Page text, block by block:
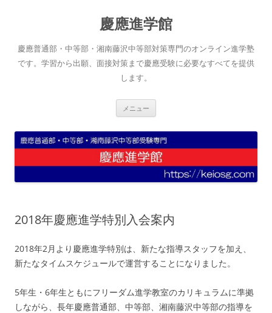
へ
ス
キ
慶應進学館
慶應普通部・中等部・湘南藤沢中等部対策専門のオンライン進学塾
です。学習から出願、面接対策まで慶應受験に必要なすべてを提供
します。
メニュー
2018年慶應進学特別入会案内
2018年2月より慶應進学特別は、新たな指導スタッフを加え、
新たなタイムスケジュールで運営することになりました。
5年生・6年生ともにフリーダム進学教室のカリキュラムに準拠
しながら、長年慶應普通部、中等部、湘南藤沢中等部の指導を